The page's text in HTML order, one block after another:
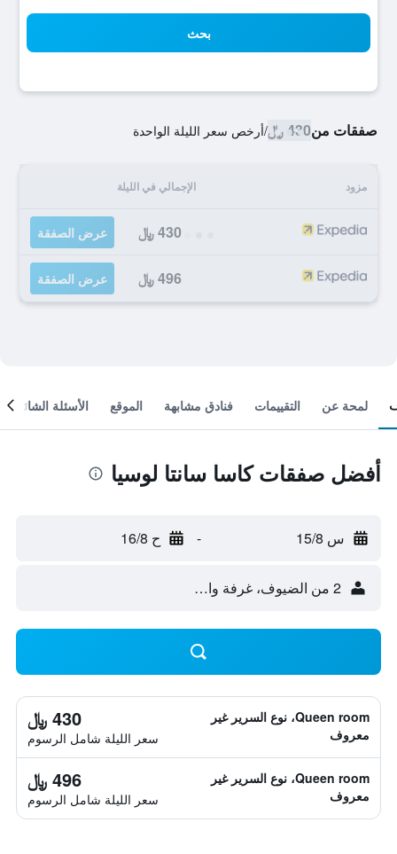
بحث
صفقات من430 ﷼ /أرخص سعر الليلة الواحدة
مزود الإجمالي في الليلة
430 ﷼ عرض الصفقة
496 ﷼ عرض الصفقة
لمحة عن التقييمات فنادق مشابهة الموقع الأسئلة الشائعة
أفضل صفقات كاسا سانتا لوسيا
س 15/8 - ح 16/8
2 من الضيوف، غرفة واحدة
Queen room، نوع السرير غير
معروف
430 ﷼
سعر الليلة شامل الرسوم
Queen room، نوع السرير غير
معروف
496 ﷼
سعر الليلة شامل الرسوم